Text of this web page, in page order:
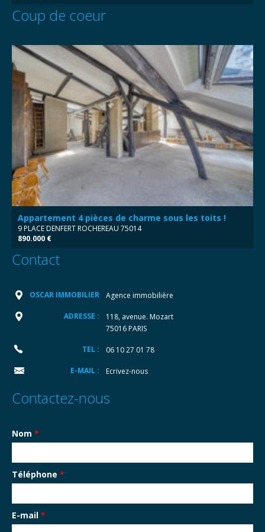
Coup de coeur
Appartement 4 pièces de charme sous les toits !
9 PLACE DENFERT ROCHEREAU 75014
890.000 €
Contact
OSCAR IMMOBILIER Agence immobilière
ADRESSE :
118, avenue. Mozart
75016 PARIS
TEL : 06 10 27 01 78
E-MAIL : Ecrivez-nous
Contactez-nous
Nom *
Téléphone *
E-mail *